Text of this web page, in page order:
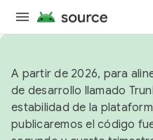
A partir de 2026, para
de desarrollo llamado
estabilidad de la
publicaremos el código